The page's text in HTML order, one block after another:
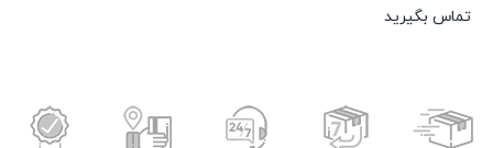
تماس بگیرید